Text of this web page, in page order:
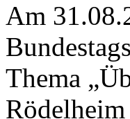
Am
Thema